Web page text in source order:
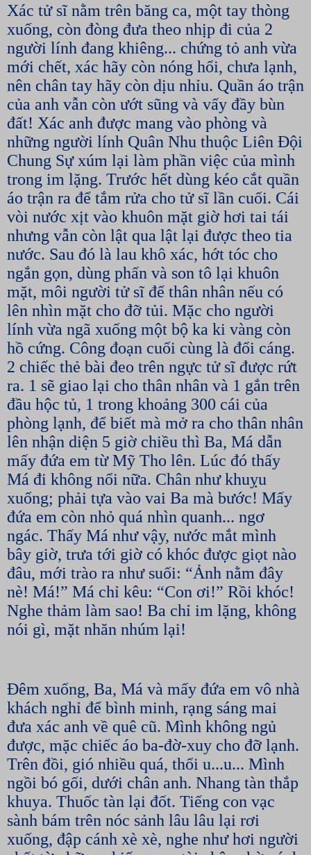
Xác tử sĩ nằm trên băng ca, một tay thòng
xuống, còn đòng đưa theo nhịp đi của 2
người lính đang khiêng... chứng tỏ anh vừa
mới chết, xác hãy còn nóng hổi, chưa lạnh,
nên chân tay hãy còn dịu nhỉu. Quần áo trận
của anh vẫn còn ướt sũng và vấy đầy bùn
đất! Xác anh được mang vào phòng và
những người lính Quân Nhu thuộc Liên Đội
Chung Sự xúm lại làm phần việc của mình
trong im lặng. Trước hết dùng kéo cắt quần
áo trận ra để tắm rửa cho tử sĩ lần cuối. Cái
vòi nước xịt vào khuôn mặt giờ hơi tai tái
nhưng vẫn còn lật qua lật lại được theo tia
nước. Sau đó là lau khô xác, hớt tóc cho
ngắn gọn, dùng phấn và son tô lại khuôn
mặt, môi người tử sĩ để thân nhân nếu có
lên nhìn mặt cho đỡ tủi. Mặc cho người
lính vừa ngã xuống một bộ ka ki vàng còn
hồ cứng. Công đoạn cuối cùng là đổi cáng.
2 chiếc thẻ bài đeo trên ngực tử sĩ được rứt
ra. 1 sẽ giao lại cho thân nhân và 1 gắn trên
đầu hộc tủ, 1 trong khoảng 300 cái của
phòng lạnh, để biết mà mở ra cho thân nhân
lên nhận diện 5 giờ chiều thì Ba, Má dẫn
mấy đứa em từ Mỹ Tho lên. Lúc đó thấy
Má đi không nổi nữa. Chân như khuỵu
xuống; phải tựa vào vai Ba mà bước! Mấy
đứa em còn nhỏ quá nhìn quanh... ngơ
ngác. Thấy Má như vậy, nước mắt mình
bây giờ, trưa tới giờ có khóc được giọt nào
đâu, mới trào ra như suối: “Ảnh nằm đây
nè! Má!” Má chỉ kêu: “Con ơi!” Rồi khóc!
Nghe thảm làm sao! Ba chỉ im lặng, không
nói gì, mặt nhăn nhúm lại!
Đêm xuống, Ba, Má và mấy đứa em vô nhà
khách nghỉ để bình minh, rạng sáng mai
đưa xác anh về quê cũ. Mình không ngủ
được, mặc chiếc áo ba-đờ-xuy cho đỡ lạnh.
Trên đồi, gió nhiều quá, thổi u...u... Mình
ngồi bó gối, dưới chân anh. Nhang tàn thắp
khuya. Thuốc tàn lại đốt. Tiếng con vạc
sành bám trên nóc sảnh lâu lâu lại rơi
xuống, đập cánh xè xè, nghe như hơi người